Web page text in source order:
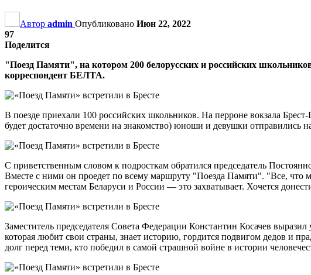
Автор admin Опубликовано Июн 22, 2022
97
Поделится
"Поезд Памяти", на котором 200 белорусских и российских
корреспондент БЕЛТА.
В поезде приехали 100 российских школьников. На перроне вокзала
будет достаточно времени на знакомство) юноши и девушки отправились
С приветственным словом к подросткам обратился председатель
Вместе с ними он проедет по всему маршруту "Поезда Памяти". "Все, что
героическим местам Беларуси и России — это захватывает. Хочется
Заместитель председателя Совета Федерации Константин Косачев
которая любит свои страны, знает историю, гордится подвигом дедов и
долг перед теми, кто победил в самой страшной войне в истории